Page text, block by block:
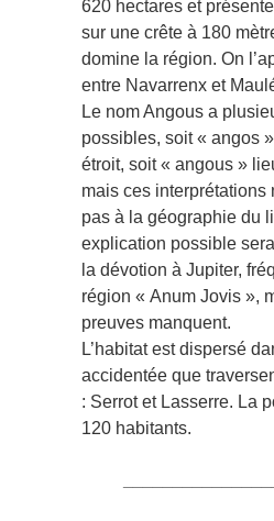
620 hectares et
sur une crête à 180
domine la région. On
entre Navarrenx et
Le nom Angous a
possibles, soit « angos
étroit, soit « angous »
mais ces interprétations
pas à la géographie du
explication possible
la dévotion à Jupiter,
région « Anum Jovis »,
preuves manquent.
L’habitat est dispersé
accidentée que
: Serrot et Lasserre. La
120 habitants.